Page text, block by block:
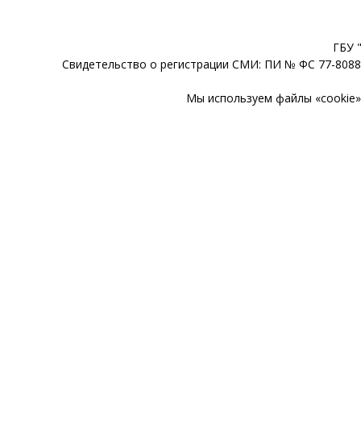
ГБУ
Свидетельство о регистрации СМИ: ПИ № ФС 77-
Мы используем файлы «cookie»